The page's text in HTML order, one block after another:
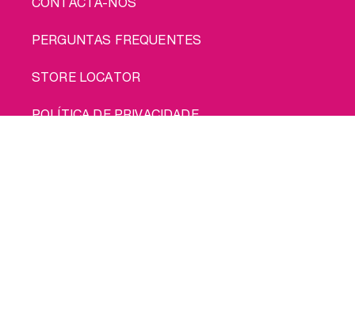
PERGUNTAS FREQUENTES
STORE LOCATOR
POLÍTICA DE PRIVACIDADE